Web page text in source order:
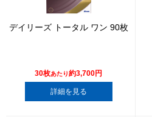
デイリーズ トータル ワン 90枚
30枚あたり約3,700円
詳細を見る